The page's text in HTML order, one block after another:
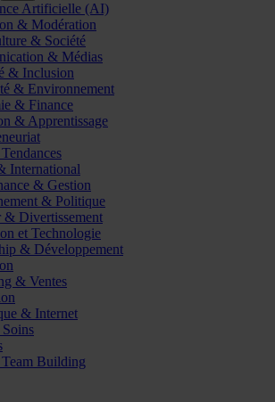
Artificielle (AI)
& Modération
& Société
& Médias
& Inclusion
& Environnement
& Finance
& Apprentissage
International
& Gestion
& Politique
& Divertissement
et Technologie
& Développement
& Ventes
& Internet
Building